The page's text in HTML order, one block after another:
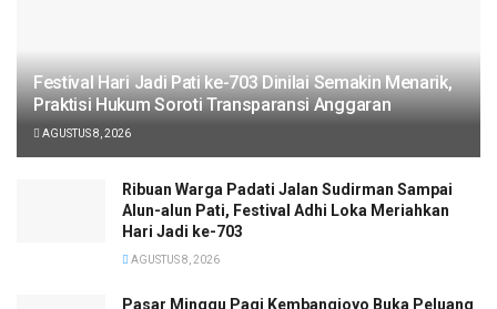
Festival Hari Jadi Pati ke-703 Dinilai Semakin Menarik,
Praktisi Hukum Soroti Transparansi Anggaran
AGUSTUS 8, 2026
Ribuan Warga Padati Jalan Sudirman Sampai
Alun-alun Pati, Festival Adhi Loka Meriahkan
Hari Jadi ke-703
AGUSTUS 8, 2026
Pasar Minggu Pagi Kembangjoyo Buka Peluang